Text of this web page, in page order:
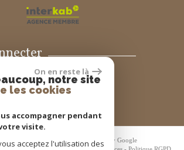
Espace propriétaires
droits réservés | Traduction powered by Google
On en reste là
notre site
les cookies
accompagner pendant
visite.
acceptez l'utilisation des